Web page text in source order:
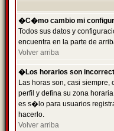
�C�mo cambio mi
Todos sus datos y
encuentra en la parte de
Volver arriba
�Los horarios son
Las horas son, casi
perfil y defina su zona
es s�lo para usuarios
hacerlo.
Volver arriba